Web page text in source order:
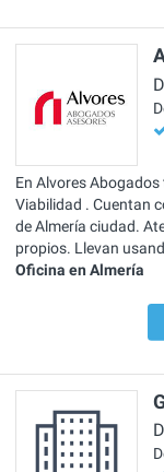
En Alvores
Viabilidad . Cuentan
de Almería ciudad.
propios. Llevan
Oficina en Almería